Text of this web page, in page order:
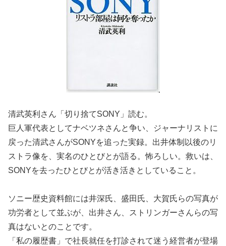
清武英利さん「切り捨てSONY」読む。
巨人軍代表としてナベツネさんと争い、ジャーナリストに
戻った清武さんがSONYを追った実録。出井体制以後のリ
ストラ像を、実名のひとびとが語る。怖ろしい。救いは、
SONYを去ったひとびとが活き活きとしていること。
ソニー歴史資料館には井深氏、盛田氏、大賀氏らの写真が
功労者として並ぶが、出井さん、ストリンガーさんらの写
真はないとのことです。
「私の履歴書」で社長就任を打診されて迷う経営者が登場